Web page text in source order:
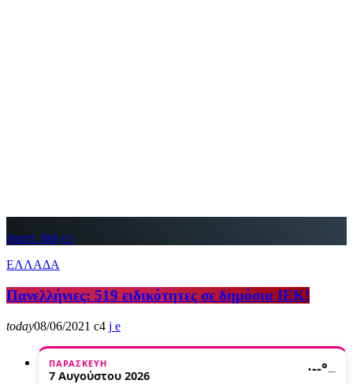
insert_link
ΕΛΛΑΔΑ
Πανελλήνιες: 519 ειδικότητες σε δημόσια ΙΕΚ!
today08/06/2021 4
ΠΑΡΑΣΚΕΥΉ
7 Αυγούστου 2026 ·--°—